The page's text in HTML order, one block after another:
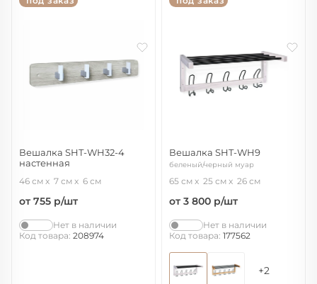
Вешалка SHT-WH32-4
настенная
46 см 7 см 6 см
от 755 р/шт
Нет в наличии
Код товара: 208974
Вешалка SHT-WH9
беленый/черный муар
65 см 25 см 26 см
от 3 800 р/шт
Нет в наличии
Код товара: 177562
+2